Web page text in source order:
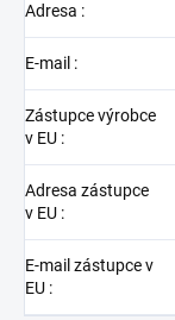
Adresa :
E-mail :
Zástupce výrobce
v EU :
Adresa zástupce
v EU :
E-mail zástupce v
EU :